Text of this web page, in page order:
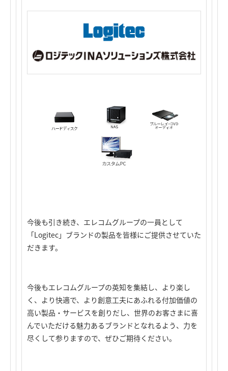
今後も引き続き、エレコムグループの一員として
「Logitec」ブランドの製品を皆様にご提供させていた
だきます。
今後もエレコムグループの英知を集結し、より楽し
く、より快適で、より創意工夫にあふれる付加価値の
高い製品・サービスを創りだし、世界のお客さまに喜
んでいただける魅力あるブランドとなれるよう、力を
尽くして参りますので、ぜひご期待ください。